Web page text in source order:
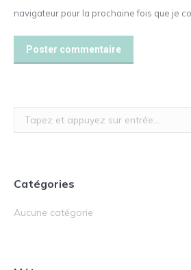
navigateur pour la prochaine fois que je
Poster commentaire
Recherche
:
Catégories
Aucune catégorie